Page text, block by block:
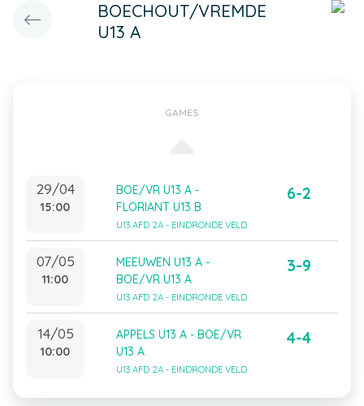
BOECHOUT/VREMDE
U13 A
GAMES
29/04
15:00
BOE/VR U13 A -
FLORIANT U13 B
U13 AFD 2A - EINDRONDE VELD
6-2
07/05
11:00
MEEUWEN U13 A -
BOE/VR U13 A
U13 AFD 2A - EINDRONDE VELD
3-9
14/05
10:00
APPELS U13 A - BOE/VR
U13 A
U13 AFD 2A - EINDRONDE VELD
4-4